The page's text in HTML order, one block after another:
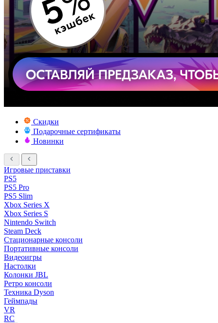
Скидки
Подарочные сертификаты
Новинки
Игровые приставки
PS5
PS5 Pro
PS5 Slim
Xbox Series X
Xbox Series S
Nintendo Switch
Steam Deck
Стационарные консоли
Портативные консоли
Видеоигры
Настолки
Колонки JBL
Ретро консоли
Техника Dyson
Геймпады
VR
RC